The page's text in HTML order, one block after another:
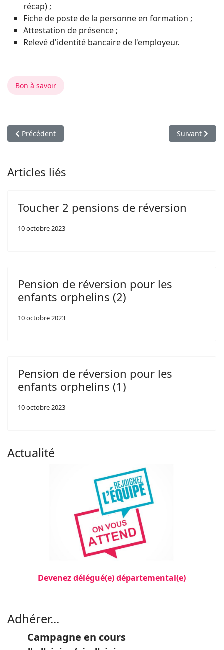
récap) ;
Fiche de poste de la personne en formation ;
Attestation de présence ;
Relevé d'identité bancaire de l'employeur.
Bon à savoir
Article précédent : Acteurs au service des employeurs et
Précédent Article
Suivant
Articles liés
Toucher 2 pensions de réversion
10 octobre 2023
Pension de réversion pour les
enfants orphelins (2)
10 octobre 2023
Pension de réversion pour les
enfants orphelins (1)
10 octobre 2023
Actualité
Devenez délégué(e) départemental(e)
Adhérer...
Campagne en cours